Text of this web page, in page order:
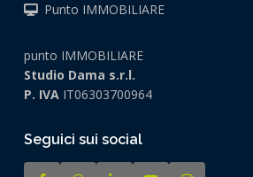
Punto IMMOBILIARE
punto IMMOBILIARE
Studio Dama s.r.l.
P. IVA IT06303700964
Seguici sui social